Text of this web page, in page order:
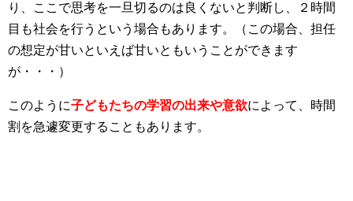
り、ここで思考を一旦切るのは良くないと判断し、２時間
目も社会を行うという場合もあります。（この場合、担任
の想定が甘いといえば甘いともいうことができます
が・・・）
このように子どもたちの学習の出来や意欲によって、時間
割を急遽変更することもあります。